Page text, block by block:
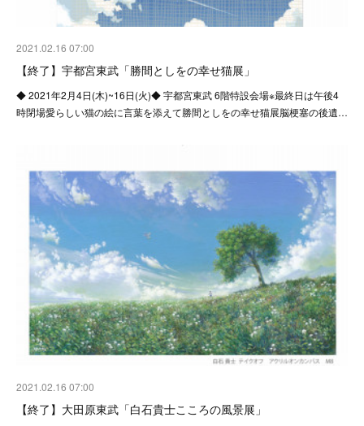
2021.02.16 07:00
【終了】宇都宮東武「勝間としをの幸せ猫展」
◆ 2021年2月4日(木)~16日(火)◆ 宇都宮東武 6階特設会場※最終日は午後4
時閉場愛らしい猫の絵に言葉を添えて勝間としをの幸せ猫展脳梗塞の後遺…
2021.02.16 07:00
【終了】大田原東武「白石貴士こころの風景展」